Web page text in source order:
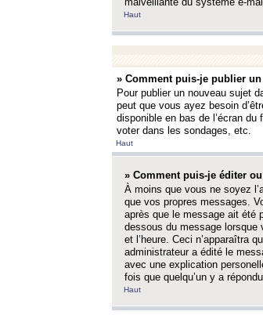
Haut
» Comment puis-je publier
Pour publier un nouveau sujet
peut que vous ayez besoin
disponible en bas de l’écran
voter dans les sondages, etc.
Haut
» Comment puis-je éditer
À moins que vous ne soyez
que vos propres messages.
après que le message ait été
dessous du message lorsque
et l’heure. Ceci n’apparaîtra
administrateur a édité le
avec une explication
fois que quelqu’un y a
Haut